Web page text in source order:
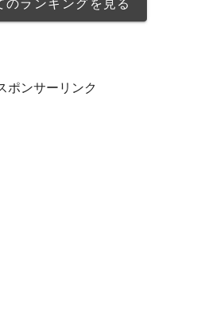
のランキングを見る
ポンサーリンク